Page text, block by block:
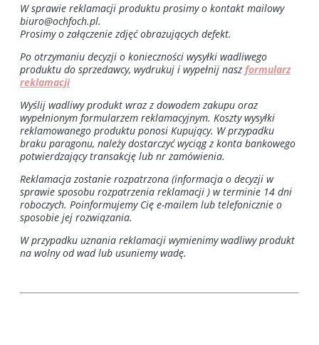
W sprawie reklamacji produktu prosimy o kontakt mailowy
biuro@ochfoch.pl.
Prosimy o załączenie zdjęć obrazujących defekt.
Po otrzymaniu decyzji o konieczności wysyłki wadliwego
produktu do sprzedawcy, wydrukuj i wypełnij nasz formularz
reklamacji
Wyślij wadliwy produkt wraz z dowodem zakupu oraz
wypełnionym formularzem reklamacyjnym. Koszty wysyłki
reklamowanego produktu ponosi Kupujący. W przypadku
braku paragonu, należy dostarczyć wyciąg z konta bankowego
potwierdzający transakcję lub nr zamówienia.
Reklamacja zostanie rozpatrzona (informacja o decyzji w
sprawie sposobu rozpatrzenia reklamacji ) w terminie 14 dni
roboczych. Poinformujemy Cię e-mailem lub telefonicznie o
sposobie jej rozwiązania.
W przypadku uznania reklamacji wymienimy wadliwy produkt
na wolny od wad lub usuniemy wadę.